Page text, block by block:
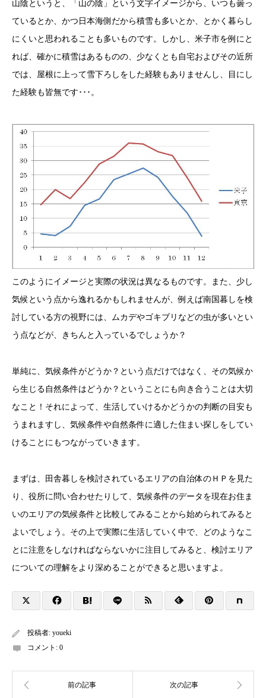
山陰というと、「山の陰」という文字イメージから、いつも曇っ
ているとか、かつ日本海側だから積雪も多いとか、とかく暮らし
にくいと思われることも多いものです。しかし、米子市を例にと
れば、確かに積雪はあるものの、少なくとも自宅およびその近所
では、屋根に上って雪下ろしをした経験もありませんし、目にし
た経験も皆無です･･･。
このようにイメージと実際の状況は異なるものです。また、少し
気候という点から逸れるかもしれませんが、例えば南国暮しを検
討している方の視野には、ムカデやゴキブリなどの虫が多いとい
う点などが、きちんと入っているでしょうか？
単純に、気候条件がどうか？という点だけではなく、その気候か
ら生じる自然条件はどうか？ということにも向き合うことは大切
なこと！それによって、生活していけるかどうかの判断の目安も
うまれますし、気候条件や自然条件に適した住まい探しをしてい
けることにもつながっていきます。
まずは、田舎暮しを検討されているエリアの自治体のＨＰを見た
り、役所に問い合わせたりして、気候条件のデータを現在お住ま
いのエリアの気候条件と比較してみることから始められてみると
よいでしょう。その上で実際に生活していく中で、どのようなこ
とに注意をしなければならないかに注目してみると、検討エリア
についての理解をより深めることができると思いますよ。
投稿者: youeki
コメント: 0